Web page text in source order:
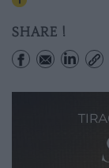
SHARE !